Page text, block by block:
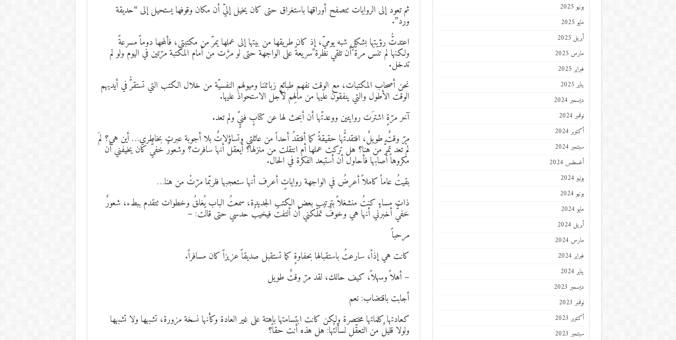
ثم تعود إلى الروايات تتصفح أوراقها باستغراق حتى كان يخيل إليّ أن مكان وقوفها يستحيل إلى “حديقة
ورد”.
اعتدتُّ رؤيتها بشكلٍ شبه يوميّ، إذ كان طريقها من بيتها إلى عملها يمرّ من مكتبتي، فألمحها دوماً مسرعةً
ولكنها لم تنسَ مرةً أن تلقي نظرة ًسريعةً على الواجهة حتى لو مرَّت من أمام المكتبة مرّتين في اليوم ولو لم
تدخل.
نحن أصحاب المكتبات، مع الوقت نفهم طبائع زبائننا وميولهم النفسيّة من خلال الكتب التي تستقرُّ في أيديهم
الوقت الأطول والتي ينفقون عليها من مالِهم لأجل الاستحواذ عليها.
آخر مرّةٍ اشترَت روايتين ووعدتّها أن أبحث لها عن كتابٍ فنيٍّ ولم تعد.
مرّ وقتٌ طويلٌ، افتقدتُّها حقيقةً كما أفتقدُ أحداً من عائلتي وتساؤلاتٌ بلا أجوبة عبرت بخاطري… أين هي؟ لمَ
لمْ تعد تمرُّ من هنا؟ هل تركت عملها أم انتقلت من منزلها؟ أيعقلُ أنها سافرت؟ وشعورٌ خفيٌّ كان يخيفني أن
مكروهاً أصابها فأحاول أن أستبعد الفكرة في الحال.
بقيتُ عاماً كاملاً أعرضُ في الواجهة رواياتٍ أعرف أنها ستعجبها فلربّما مرّتْ من هنا…
ذات مساءٍ كنتُ منشغلاً بترتيب بعض الكتب الجديدة، سمعتُ الباب يُغلقُ وخطوات تتقدم ببطء، شعورٌ
خفيٌّ أخبرني أنها هي وخوفٌ تملّكني أن ألتفتَ فيخيبُ حدسي حتى قالت: –
مرحباً
كانت هي إذاً، سارعتُ باستقبالها بحفاوةٍ كما تستقبل صديقاً عزيزاً كان مسافراً.
– أهلاً وسهلاً، كيف حالك، لقد مرّ وقتٌ طويل
أجابت باقتضاب: نعم
كعادتها كلماتها مختصرة ولكن كانت ابتسامتها باهتة على غير العادة وكأنها نسخة مزورة، تشبهها ولا تشبهها
ولولا قليلٌ من التعقّل لسألتُها: هل هذه أنت حقاً؟
يونيو 2025
مايو 2025
أبريل 2025
مارس 2025
فبراير 2025
يناير 2025
ديسمبر 2024
نوفمبر 2024
أكتوبر 2024
سبتمبر 2024
أغسطس 2024
يوليو 2024
يونيو 2024
مايو 2024
أبريل 2024
مارس 2024
فبراير 2024
يناير 2024
ديسمبر 2023
نوفمبر 2023
أكتوبر 2023
سبتمبر 2023